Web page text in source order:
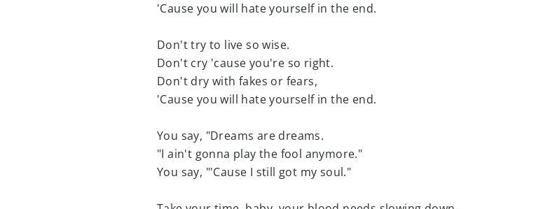
'Cause you will hate yourself in the end.
Don't try to live so wise.
Don't cry 'cause you're so right.
Don't dry with fakes or fears,
'Cause you will hate yourself in the end.
You say, "Dreams are dreams.
"I ain't gonna play the fool anymore."
You say, "'Cause I still got my soul."